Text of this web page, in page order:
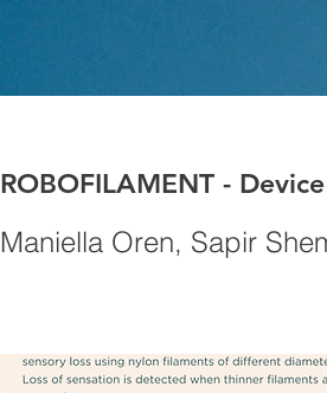
ROBOFILAMENT -
Maniella Oren, Sapir